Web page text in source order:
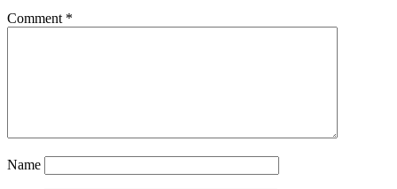
Comment *
Name